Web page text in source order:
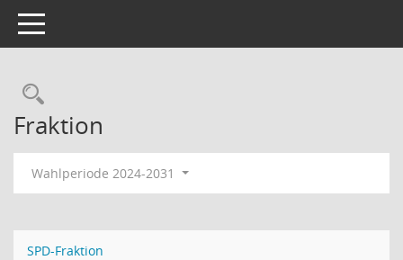
Toggle navigation
Rechercheauswahl
Fraktion
Wahlperiode 2024-2031
SPD-Fraktion